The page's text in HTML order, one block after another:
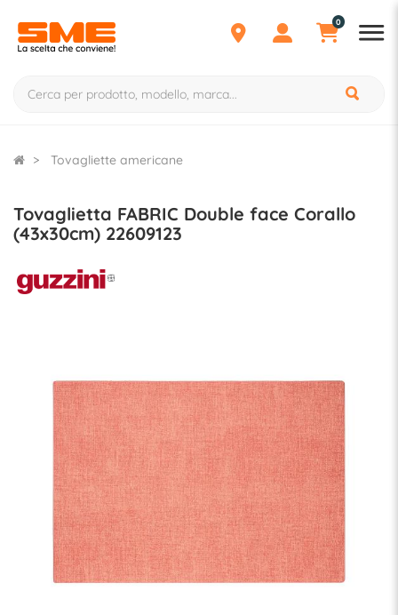
0
Tovagliette americane
Tovaglietta FABRIC Double face Corallo
(43x30cm) 22609123